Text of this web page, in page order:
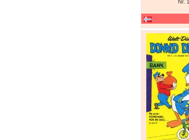
Nr. 1